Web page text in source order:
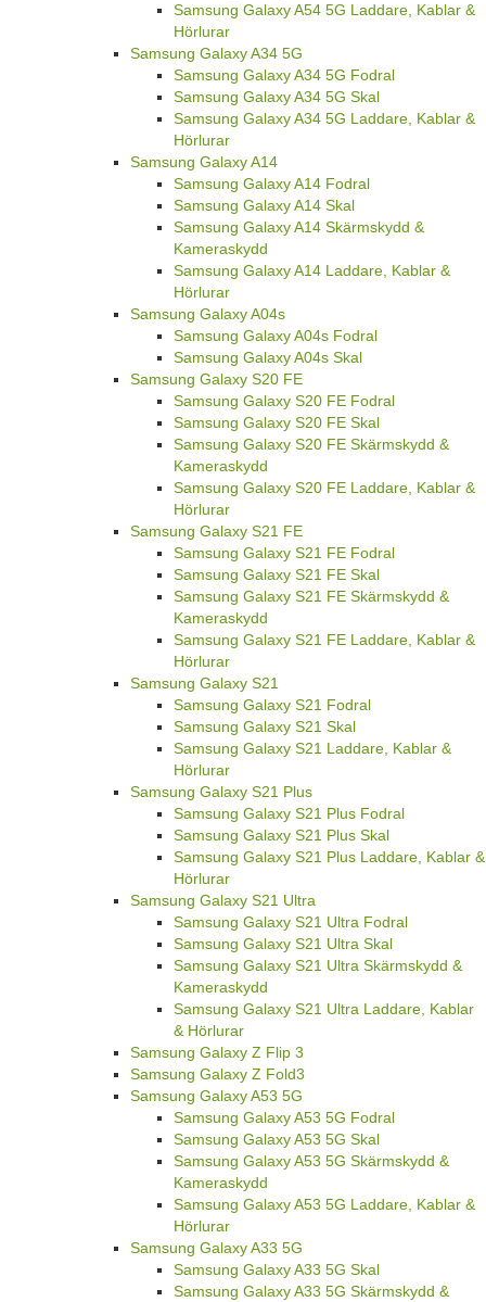
Samsung Galaxy A54 5G Laddare, Kablar &
Hörlurar
Samsung Galaxy A34 5G
Samsung Galaxy A34 5G Fodral
Samsung Galaxy A34 5G Skal
Samsung Galaxy A34 5G Laddare, Kablar &
Hörlurar
Samsung Galaxy A14
Samsung Galaxy A14 Fodral
Samsung Galaxy A14 Skal
Samsung Galaxy A14 Skärmskydd &
Kameraskydd
Samsung Galaxy A14 Laddare, Kablar &
Hörlurar
Samsung Galaxy A04s
Samsung Galaxy A04s Fodral
Samsung Galaxy A04s Skal
Samsung Galaxy S20 FE
Samsung Galaxy S20 FE Fodral
Samsung Galaxy S20 FE Skal
Samsung Galaxy S20 FE Skärmskydd &
Kameraskydd
Samsung Galaxy S20 FE Laddare, Kablar &
Hörlurar
Samsung Galaxy S21 FE
Samsung Galaxy S21 FE Fodral
Samsung Galaxy S21 FE Skal
Samsung Galaxy S21 FE Skärmskydd &
Kameraskydd
Samsung Galaxy S21 FE Laddare, Kablar &
Hörlurar
Samsung Galaxy S21
Samsung Galaxy S21 Fodral
Samsung Galaxy S21 Skal
Samsung Galaxy S21 Laddare, Kablar &
Hörlurar
Samsung Galaxy S21 Plus
Samsung Galaxy S21 Plus Fodral
Samsung Galaxy S21 Plus Skal
Samsung Galaxy S21 Plus Laddare, Kablar &
Hörlurar
Samsung Galaxy S21 Ultra
Samsung Galaxy S21 Ultra Fodral
Samsung Galaxy S21 Ultra Skal
Samsung Galaxy S21 Ultra Skärmskydd &
Kameraskydd
Samsung Galaxy S21 Ultra Laddare, Kablar
& Hörlurar
Samsung Galaxy Z Flip 3
Samsung Galaxy Z Fold3
Samsung Galaxy A53 5G
Samsung Galaxy A53 5G Fodral
Samsung Galaxy A53 5G Skal
Samsung Galaxy A53 5G Skärmskydd &
Kameraskydd
Samsung Galaxy A53 5G Laddare, Kablar &
Hörlurar
Samsung Galaxy A33 5G
Samsung Galaxy A33 5G Skal
Samsung Galaxy A33 5G Skärmskydd &